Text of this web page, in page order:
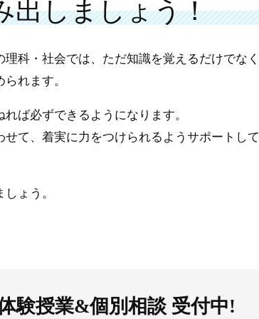
出しましょう！
理科・社会では、ただ知識を覚えるだけでな
れます。
ば必ずできるようになります。
て、着実に力をつけられるようサポートし
ょう。
験授業&個別相談 受付中!